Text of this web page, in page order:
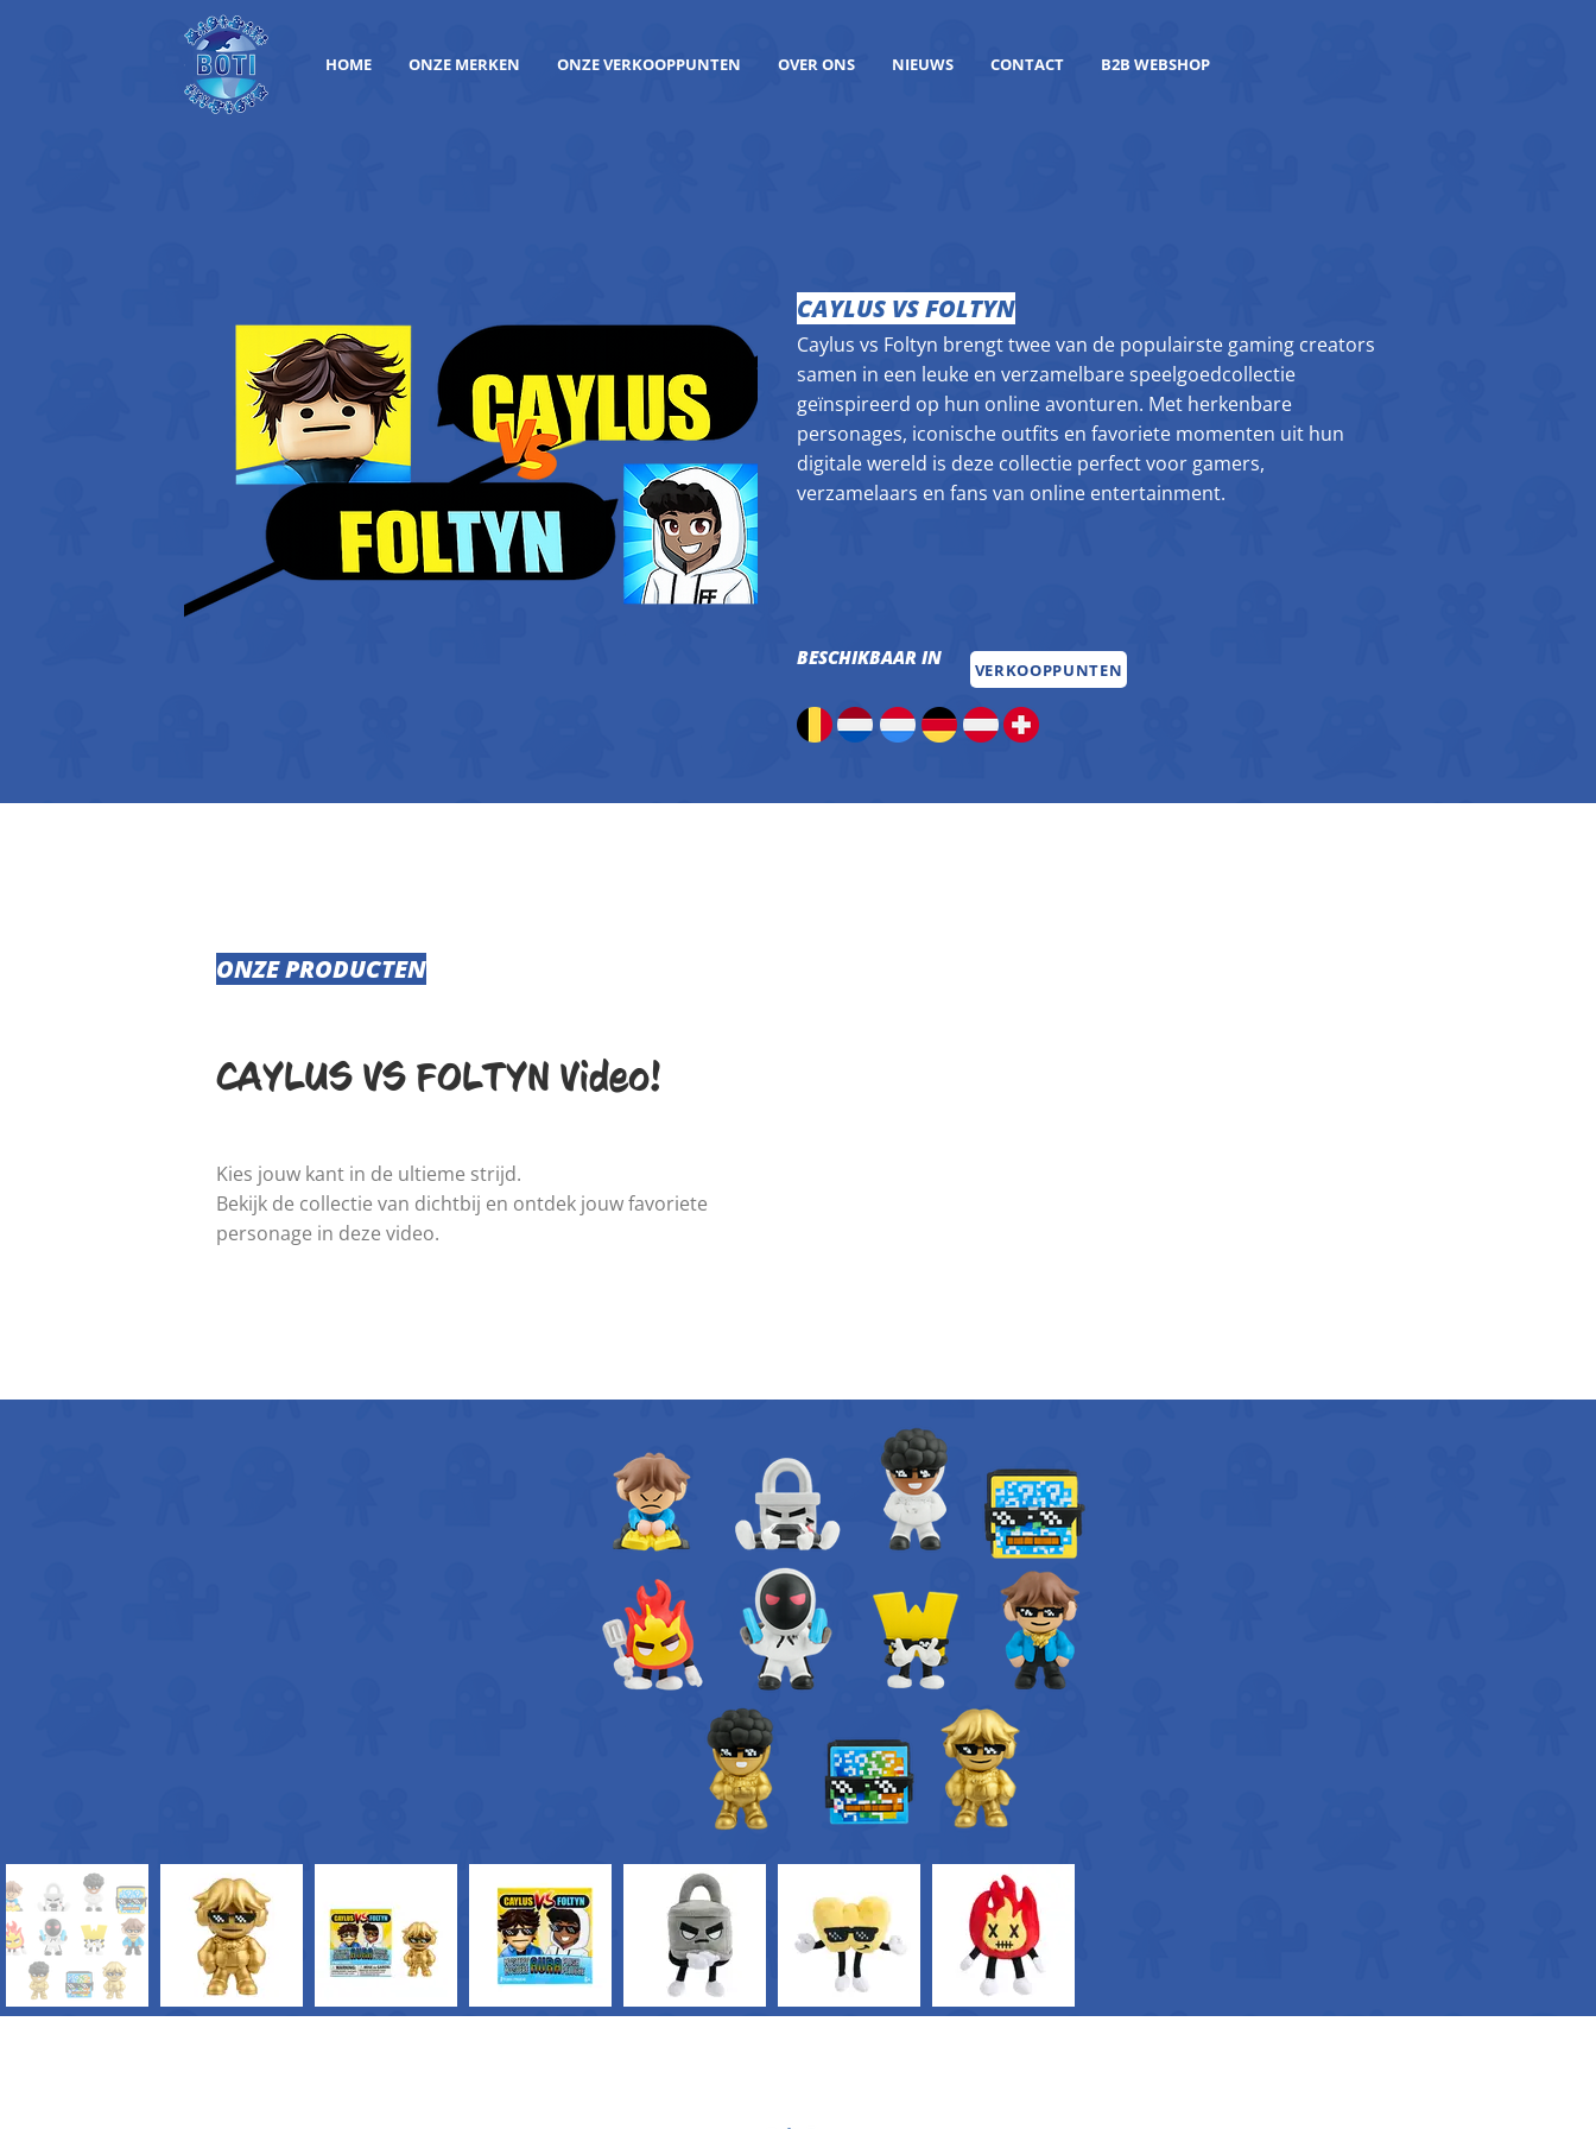
HOME ONZE MERKEN ONZE VERKOOPPUNTEN OVER ONS NIEUWS CONTACT B2B WEBSHOP
CAYLUS VS FOLTYN
Caylus vs Foltyn brengt twee van de populairste gaming creators
samen in een leuke en verzamelbare speelgoedcollectie
geïnspireerd op hun online avonturen. Met herkenbare
personages, iconische outfits en favoriete momenten uit hun
digitale wereld is deze collectie perfect voor gamers,
verzamelaars en fans van online entertainment.
BESCHIKBAAR IN
VERKOOPPUNTEN
ONZE PRODUCTEN
CAYLUS VS FOLTYN Video!
Kies jouw kant in de ultieme strijd.
Bekijk de collectie van dichtbij en ontdek jouw favoriete
personage in deze video.